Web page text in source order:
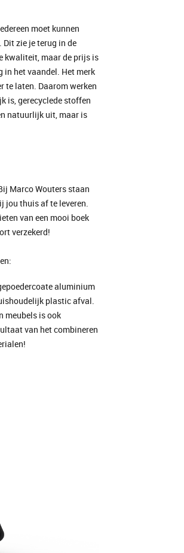
moet kunnen
zie je terug in de
kwaliteit, maar de prijs is
in het vaandel. Het merk
te laten. Daarom werken
is, gerecyclede stoffen
natuurlijk uit, maar is
Marco Wouters staan
jou thuis af te leveren.
van een mooi boek
verzekerd!
aluminium
plastic afval.
meubels is ook
van het combineren